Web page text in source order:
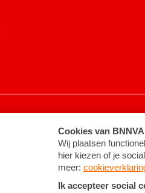
instellingen Algemene